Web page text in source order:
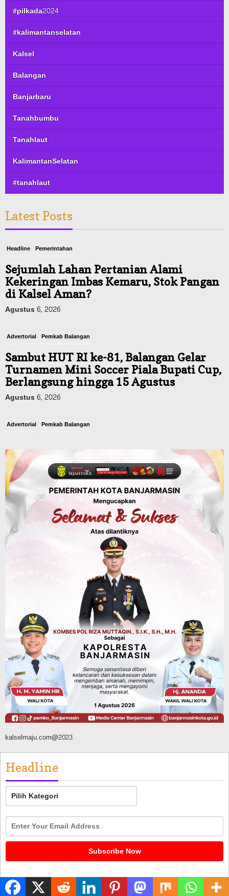
#pilkada2024
#kalimantanselatan
Kalsel
Balangan
Banjarbaru
Tanahbumbu
Tanahlaut
KalimantanSelatan
#tanahlaut
Latest Posts
Headline Pemerintahan
Sejumlah Lahan Pertanian Alami
Kekeringan Imbas Kemaru, Stok Pangan
di Kalsel Aman?
Agustus 6, 2026
Advertorial Pemkab Balangan
Sambut HUT RI ke-81, Balangan Gelar
Turnamen Mini Soccer Piala Bupati Cup,
Berlangsung hingga 15 Agustus
Agustus 6, 2026
Advertorial Pemkab Balangan
PKK Desa Putat Basiun Andalkan Pangan
Lokal Labu dan Ubi
Agustus 6, 2026
Budaya & Pariwisata Dinas Kehutanan Kalsel
Objek Wisata Tahura Mandiangin
Ditutup Sementara, Antisipasi
Kolaborasi dengan DLH Kalsel,
Komunitas Jurnalis di Kalsel Lakukan
Penghijauan di Sungai Rangas
Agustus 6, 2026
kalselmaju.com@2023
Headline
Headline